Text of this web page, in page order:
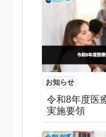
お知らせ
令和8年度医
実施要領